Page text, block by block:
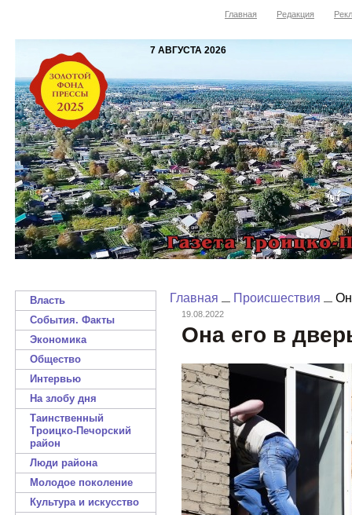
Главная Редакция
7 АВГУСТА 2026
Власть
События. Факты
Экономика
Общество
Интервью
На злобу дня
Таинственный
Троицко-Печорский
район
Люди района
Молодое поколение
Культура и искусство
Главная Происшествия
19.08.2022
Она его в